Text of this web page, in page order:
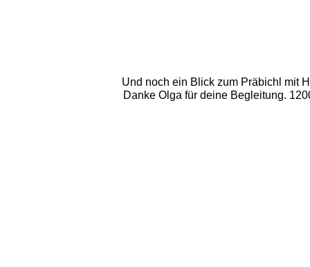
Und noch ein Blick zum Präbichl mit
Danke Olga für deine Begleitung.